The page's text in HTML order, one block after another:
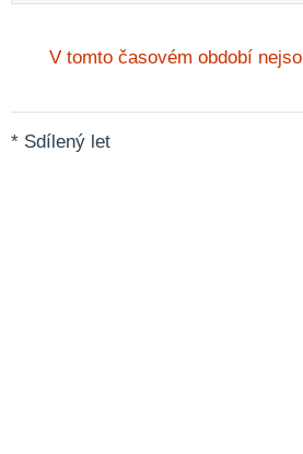
V tomto časovém období
* Sdílený let